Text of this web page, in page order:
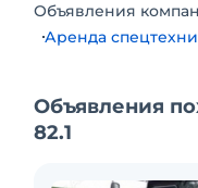
Объявления
Аренда
Объявления
82.1